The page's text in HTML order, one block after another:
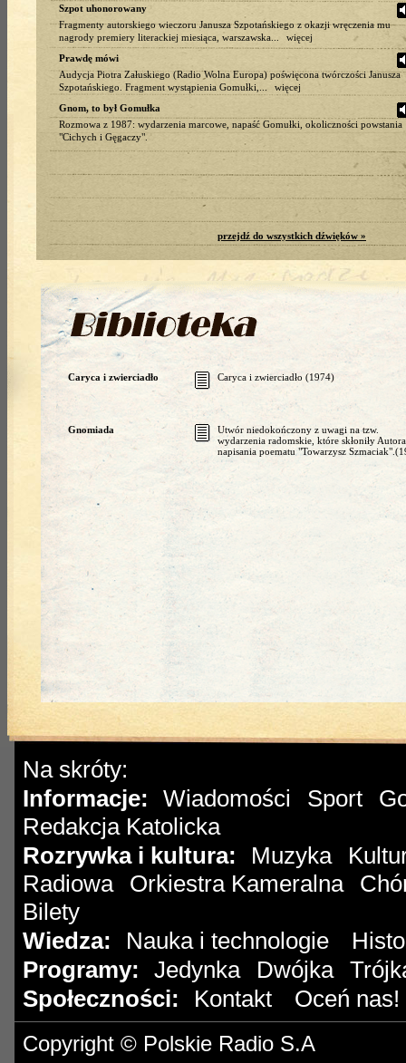
Szpot uhonorowany
Fragmenty autorskiego wieczoru Janusza Szpotańskiego z okazji wręczenia mu
nagrody premiery literackiej miesiąca, warszawska...
więcej
Prawdę mówi
Audycja Piotra Załuskiego (Radio Wolna Europa) poświęcona twórczości Janusza
Szpotańskiego. Fragment wystąpienia Gomułki,...
więcej
Gnom, to był Gomułka
Rozmowa z 1987: wydarzenia marcowe, napaść Gomułki, okoliczności powstania
"Cichych i Gęgaczy".
przejdź do wszystkich dźwięków »
Caryca i zwierciadło Caryca i zwierciadło (1974)
Gnomiada
Utwór niedokończony z uwagi na tzw.
wydarzenia radomskie, które skłoniły
napisania poematu "Towarzysz
Na skróty:
Informacje: Wiadomości Sport
Redakcja Katolicka
Rozrywka i kultura:
Muzyka
Radiowa
Orkiestra Kameralna
Bilety
Wiedza:
Nauka i technologie
Programy: Jedynka Dwójka
Społeczności:
Kontakt Oceń nas!
Copyright © Polskie Radio S.A